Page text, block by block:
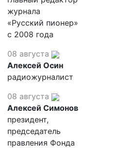
журнала
«Русский пионер»
с 2008 года
08 августа
Алексей Осин
радиожурналист
08 августа
Алексей Симонов
президент,
председатель
правления Фонда